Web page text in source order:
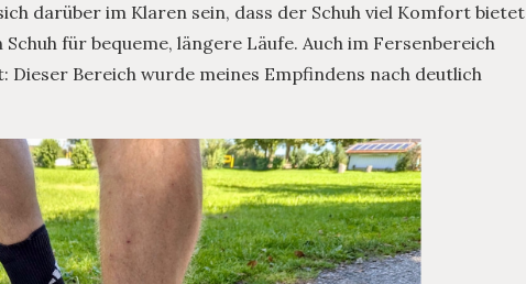
darüber im Klaren sein, dass der Schuh viel Komfort bietet
für bequeme, längere Läufe. Auch im Fersenbereich
Bereich wurde meines Empfindens nach deutlich